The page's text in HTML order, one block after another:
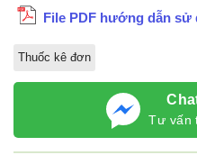
Tư vấn
File PDF hướng dẫn sử
Thuốc kê đơn